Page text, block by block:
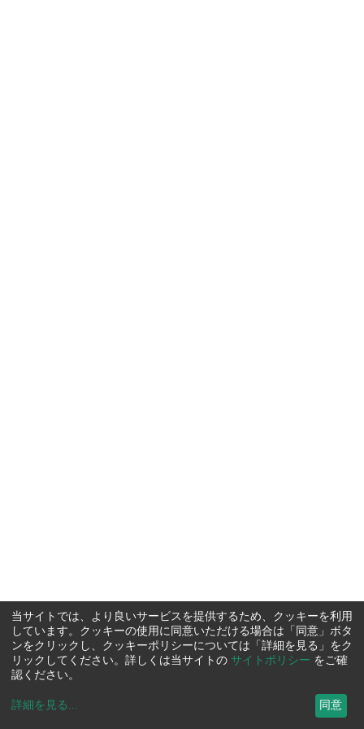
当サイトでは、より良いサービスを提供するため、クッキーを利用
しています。クッキーの使用に同意いただける場合は「同意」ボタ
ンをクリックし、クッキーポリシーについては「詳細を見る」をク
リックしてください。詳しくは当サイトの サイトポリシー をご確
認ください。
詳細を見る ... 同意